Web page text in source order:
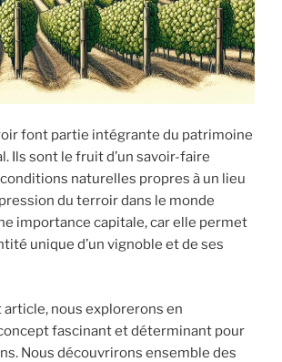
font partie intégrante du patrimoine
Ils sont le fruit d’un savoir-faire
naturelles propres à un lieu
du terroir dans le monde
importance capitale, car elle permet
unique d’un vignoble et de ses
article, nous explorerons en
fascinant et déterminant pour
Nous découvrirons ensemble des